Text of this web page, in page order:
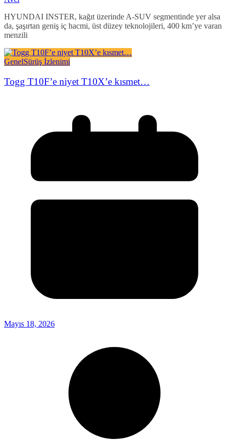
HYUNDAI INSTER, kağıt üzerinde A-SUV segmentinde yer alsa
da, şaşırtan geniş iç hacmi, üst düzey teknolojileri, 400 km’ye varan
menzili
GenelSürüş İzlenimi
Togg T10F’e niyet T10X’e kısmet…
Mayıs 18, 2026